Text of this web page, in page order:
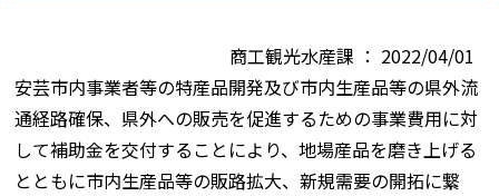
商工観光水産課 ： 2022/04/01
安芸市内事業者等の特産品開発及び市内生産品等の県外流
通経路確保、県外への販売を促進するための事業費用に対
して補助金を交付することにより、地場産品を磨き上げる
とともに市内生産品等の販路拡大、新規需要の開拓に繋